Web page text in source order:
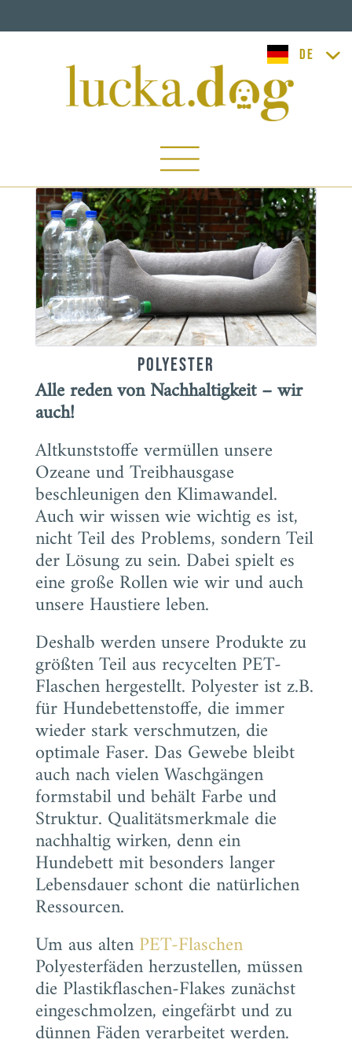
lucka.dog
Polyester
Alle reden von Nachhaltigkeit – wir
auch!
Altkunststoffe vermüllen unsere
Ozeane und Treibhausgase
beschleunigen den Klimawandel.
Auch wir wissen wie wichtig es ist,
nicht Teil des Problems, sondern Teil
der Lösung zu sein. Dabei spielt es
eine große Rollen wie wir und auch
unsere Haustiere leben.
Deshalb werden unsere Produkte zu
größten Teil aus recycelten PET-
Flaschen hergestellt. Polyester ist z.B.
für Hundebettenstoffe, die immer
wieder stark verschmutzen, die
optimale Faser. Das Gewebe bleibt
auch nach vielen Waschgängen
formstabil und behält Farbe und
Struktur. Qualitätsmerkmale die
nachhaltig wirken, denn ein
Hundebett mit besonders langer
Lebensdauer schont die natürlichen
Ressourcen.
Um aus altenPET-Flaschen
Polyesterfäden herzustellen, müssen
die Plastikflaschen-Flakes zunächst
eingeschmolzen, eingefärbt und zu
dünnen Fäden verarbeitet werden.